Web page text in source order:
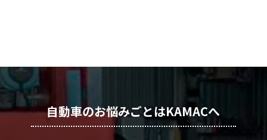
自動車のお悩みごとはKAMACへ